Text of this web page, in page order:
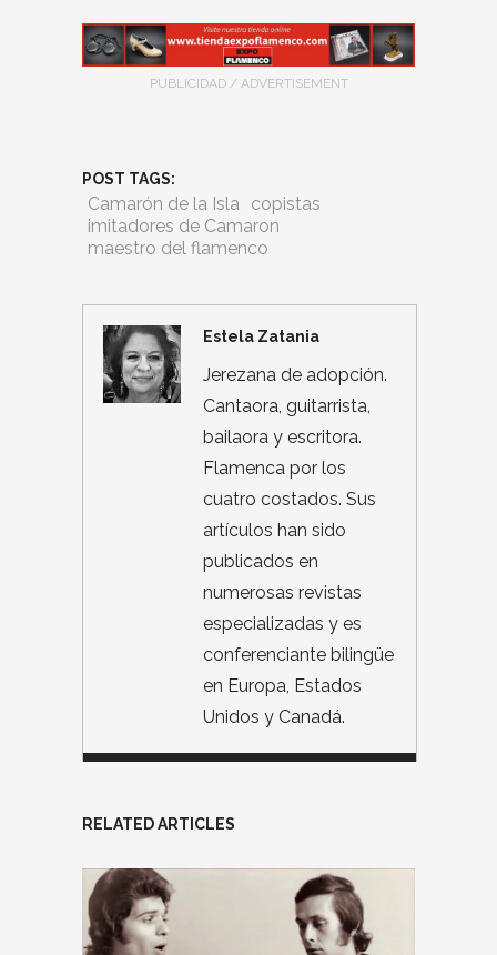
PUBLICIDAD / ADVERTISEMENT
POST TAGS:
Camarón de la Isla copistas
imitadores de Camaron
maestro del flamenco
Estela Zatania
Jerezana de adopción.
Cantaora, guitarrista,
bailaora y escritora.
Flamenca por los
cuatro costados. Sus
artículos han sido
publicados en
numerosas revistas
especializadas y es
conferenciante bilingüe
en Europa, Estados
Unidos y Canadá.
RELATED ARTICLES